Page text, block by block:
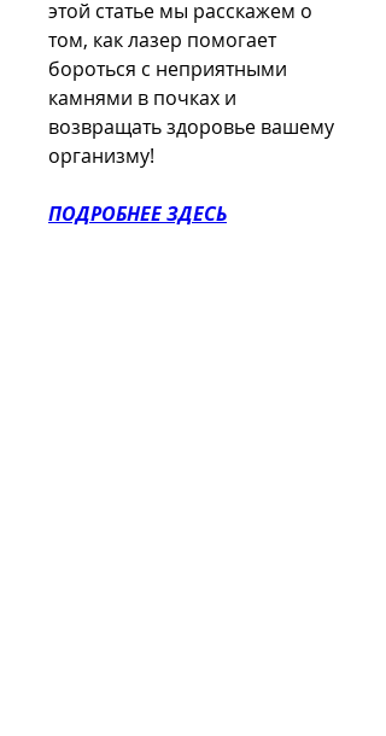
этой статье мы расскажем о
том, как лазер помогает
бороться с неприятными
камнями в почках и
возвращать здоровье вашему
организму!
ПОДРОБНЕЕ ЗДЕСЬ